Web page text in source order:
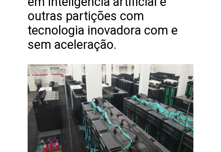
outras partições com
tecnologia inovadora com e
sem aceleração.